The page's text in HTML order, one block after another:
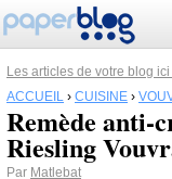
Les articles de votre blog
ACCUEIL › CUISINE ›
Remède anti-
Riesling
Par Matlebat